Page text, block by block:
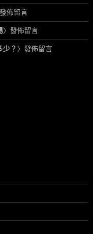
佈留言
〉發佈留言
少？ 〉發佈留言